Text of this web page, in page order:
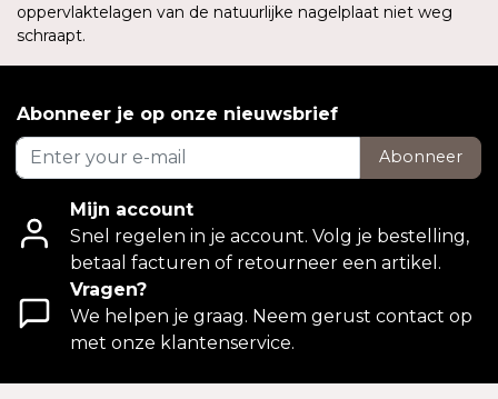
oppervlaktelagen van de natuurlijke nagelplaat niet weg
schraapt.
Abonneer je op onze nieuwsbrief
Abonneer
Mijn account
Snel regelen in je account. Volg je bestelling,
betaal facturen of retourneer een artikel.
Vragen?
We helpen je graag. Neem gerust contact op
met onze klantenservice.